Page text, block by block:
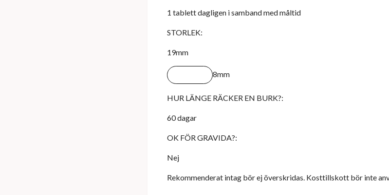
1 tablett dagligen i samband med måltid
STORLEK:
19mm
8mm
HUR LÄNGE RÄCKER EN BURK?:
60 dagar
OK FÖR GRAVIDA?:
Nej
Rekommenderat intag bör ej överskridas. Kosttillskott bör inte